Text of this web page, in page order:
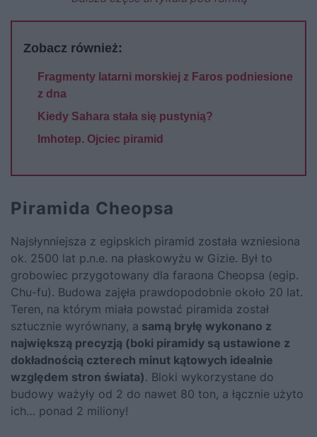
Zobacz również:
Fragmenty latarni morskiej z Faros podniesione
z dna
Kiedy Sahara stała się pustynią?
Imhotep. Ojciec piramid
Piramida Cheopsa
Najsłynniejsza z egipskich piramid została wzniesiona
ok. 2500 lat p.n.e. na płaskowyżu w Gizie. Był to
grobowiec przygotowany dla faraona Cheopsa (egip.
Chu-fu). Budowa zajęła prawdopodobnie około 20 lat.
Teren, na którym miała powstać piramida został
sztucznie wyrównany, a samą bryłę wykonano z
największą precyzją (boki piramidy są ustawione z
dokładnością czterech minut kątowych idealnie
względem stron świata). Bloki wykorzystane do
budowy ważyły od 2 do nawet 80 ton, a łącznie użyto
ich… ponad 2 miliony!